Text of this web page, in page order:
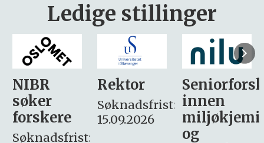
Ledige stillinger
Rektor
Søknadsfrist:
15.09.2026
Seniorforsker
innen
miljøkjemi
søker
– fast